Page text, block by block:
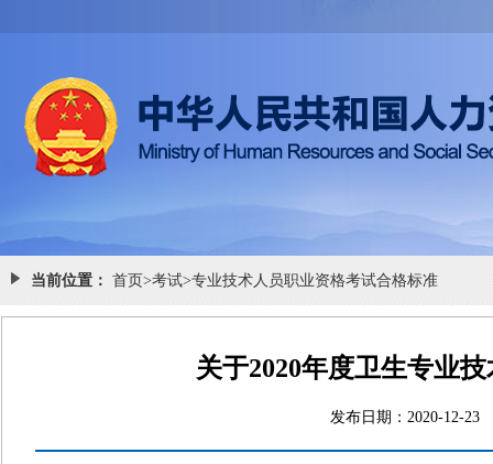
当前位置： 首页>考试>专业技术人员职业资格考试合格标准
关于2020年度卫生专业
发布日期：